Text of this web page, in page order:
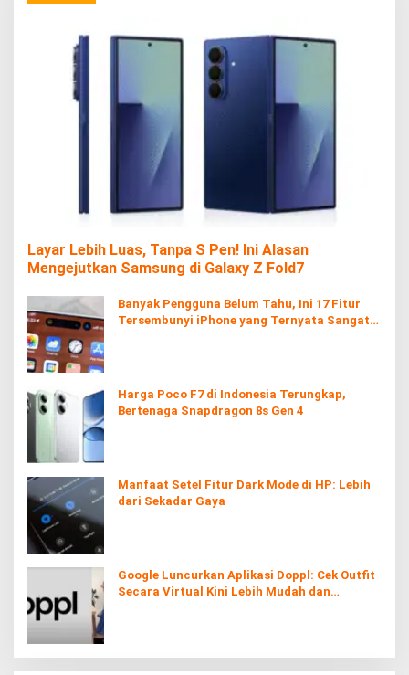
Layar Lebih Luas, Tanpa S Pen! Ini Alasan
Mengejutkan Samsung di Galaxy Z Fold7
Banyak Pengguna Belum Tahu, Ini 17 Fitur
Tersembunyi iPhone yang Ternyata Sangat
Harga Poco F7 di Indonesia Terungkap,
Bertenaga Snapdragon 8s Gen 4
Manfaat Setel Fitur Dark Mode di HP: Lebih
dari Sekadar Gaya
Google Luncurkan Aplikasi Doppl: Cek Outfit
Secara Virtual Kini Lebih Mudah dan